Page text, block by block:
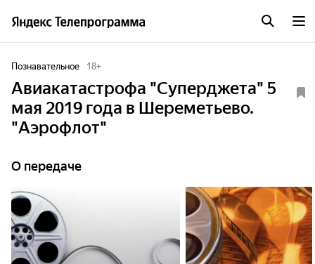
Познавательное 18+
Авиакатастрофа "Суперджета" 5
мая 2019 года в Шереметьево.
"Аэрофлот"
О передаче